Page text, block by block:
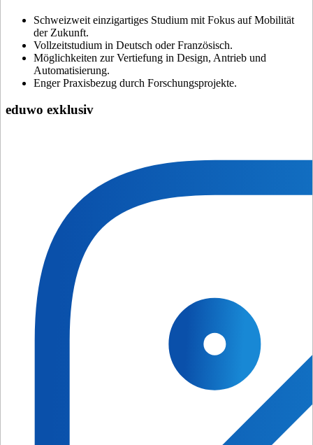
Schweizweit einzigartiges Studium mit Fokus auf Mobilität
der Zukunft.
Vollzeitstudium in Deutsch oder Französisch.
Möglichkeiten zur Vertiefung in Design, Antrieb und
Automatisierung.
Enger Praxisbezug durch Forschungsprojekte.
eduwo exklusiv